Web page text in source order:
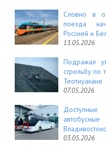
Словно в
поезда
Россией и
13.05.2026
Подражал
стрельбу по
Теотиуакане
07.05.2026
Доступные
03.05.2026